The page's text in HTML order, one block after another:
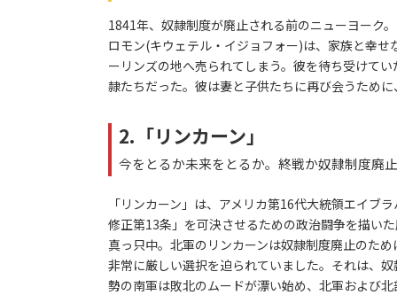
1841年、奴隷制度が廃止される前のニューヨーク
ロモン(キウェテル・イジョフォー)は、家族と幸
ーリンズの地へ売られてしまう。彼を待ち受けて
隷たちだった。彼は妻と子供たちに再び会うため
2.「リンカーン」
今をとるか未来をとるか。終戦か奴隷制度廃
「リンカーン」は、アメリカ第16代大統領エイブ
修正第13条」を可決させるための政治闘争を描い
真っ只中。北軍のリンカーンは奴隷制度廃止のた
非常に厳しい選択を迫られていました。それは、
勢の南軍は敗北のムードが漂い始め、北軍および